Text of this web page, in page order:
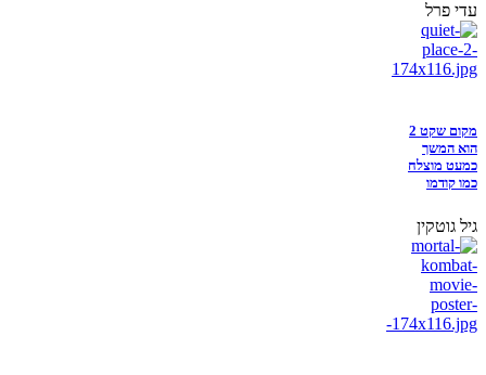
עדי פרל
מקום שקט 2
הוא המשך
כמעט מוצלח
כמו קודמו
גיל גוטקין